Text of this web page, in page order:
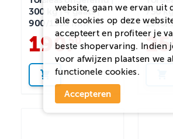
300 kg | 4 gaats |
900/1350 mm
190.50
750
1140/
website, gaan we ervan uit
alle cookies op deze
accepteert en profiteer je
beste shopervaring. Indien
voor afwijzen plaatsen we
functionele cookies.
Accepteren